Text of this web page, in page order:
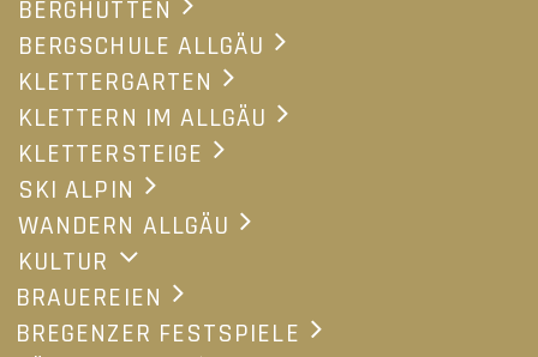
BERGHÜTTEN
BERGSCHULE ALLGÄU
KLETTERGARTEN
KLETTERN IM ALLGÄU
KLETTERSTEIGE
SKI ALPIN
WANDERN ALLGÄU
KULTUR
BRAUEREIEN
BREGENZER FESTSPIELE
Preise
Pauschalen
Sport & Fun
Allgäu
BUCHEN